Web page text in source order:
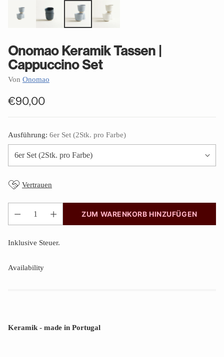
Onomao Keramik Tassen |
Cappuccino Set
Von Onomao
Normaler
€90,00
Ausführung: 6er Set (2Stk. pro Farbe)
Vertrauen
Anzahl
ZUM WARENKORB HINZUFÜGEN
Inklusive Steuer.
Availability
Keramik - made in Portugal